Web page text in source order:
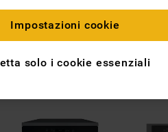
di soluzioni per l'ambiente
ricambio originale Whirlpool, puoi
facile trovare quello di cui hai
tutti i ricambi e la certezza di
(ii) per finalità statistiche e
l’audience del nostro sito e
con il sito (cookie
(iii) per annunci personalizzati e
piattaforme social, come ad
Impostazioni cookie
solo i cookie essenziali